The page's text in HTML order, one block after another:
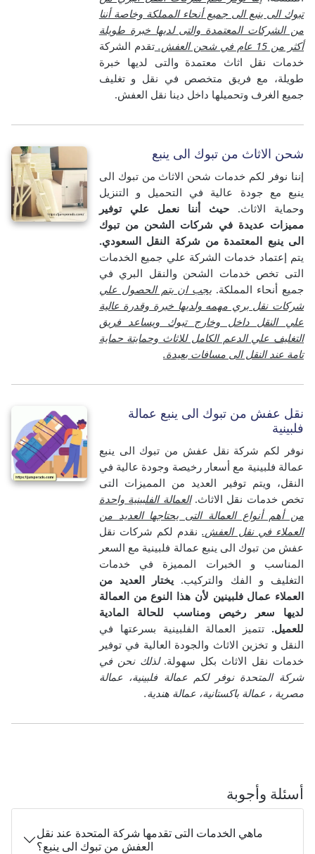
تبوك الى ينبع الى جميع أنحاء المملكة وخاصة أننا
من الشركات المعتمدة والتى لديها خبرة طويلة
أكثر من 15 عام في شحن العفش.
تقدم الشركة
خدمات نقل اثاث معتمدة والتى لديها خبرة
طويلة، مع فريق متخصص في نقل و تغليف
جميع الغرف وتحميلها داخل دينا نقل العفش.
شحن الاثاث من تبوك الى ينبع
إننا نوفر لكم خدمات شحن الاثاث من تبوك الى
ينبع مع جودة عالية في التحميل و التنزيل
وحماية الاثاث.حيث أننا نعمل علي توفير
مميزات عديدة في شركات الشحن من تبوك
الى ينبع المعتمدة من شركة النقل السعودي.
يتم إعتماد خدمات الشركة علي جميع الخدمات
التى تخص خدمات الشحن والنقل البري في
جميع أنحاء المملكة. يجب ان يتم الحصول علي
شركات نقل بري مهمه ولديها خبرة وقدرة عالية
علي النقل داخل وخارج تبوك ويساعد فريق
التغليف علي الدعم الكامل للاثاث وحمايتة حماية
تامة عند النقل الى مسافات بعيدة.
نقل عفش من تبوك الى ينبع عمالة
فلبينية
نوفر لكم شركة نقل عفش من تبوك الى ينبع
عمالة فلبينية مع أسعار رخيصة وجودة عالية في
النقل، ويتم توفير العديد من المميزات التى
تخص خدمات نقل الاثاث.العمالة الفلبينية واحدة
من أهم أنواع العمالة التى يحتاجها العديد من
العملاء في نقل العفش. نقدم لكم شركات نقل
عفش من تبوك الى ينبع عمالة فلبينية مع السعر
المناسب و الخبرات المميزة في خدمات
التغليف و الفك والتركيب. يختار العديد من
العملاء عمال فلبينين لأن هذا النوع من العمالة
لديها سعر رخيص ومناسب للحالة المادية
للعميل. تتميز العمالة الفلبينية بسرعتها في
النقل و تخزين الاثاث والجودة العالية في توفير
خدمات نقل الاثاث بكل سهولة.لذلك نحن في
شركة المتحدة نوفر لكم عمالة فلبينية، عمالة
مصرية ، عمالة باكستانية، عمالة هندية.
أسئلة وأجوبة
ماهي الخدمات التى تقدمها شركة المتحدة عند نقل
العفش من تبوك الى ينبع؟